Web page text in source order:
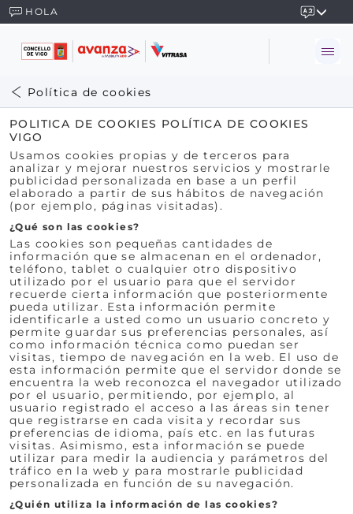
HOLA
Política de cookies
POLITICA DE COOKIES POLÍTICA DE COOKIES
VIGO
Usamos cookies propias y de terceros para
analizar y mejorar nuestros servicios y mostrarle
publicidad personalizada en base a un perfil
elaborado a partir de sus hábitos de navegación
(por ejemplo, páginas visitadas).
¿Qué son las cookies?
Las cookies son pequeñas cantidades de
información que se almacenan en el ordenador,
teléfono, tablet o cualquier otro dispositivo
utilizado por el usuario para que el servidor
recuerde cierta información que posteriormente
pueda utilizar. Esta información permite
identificarle a usted como un usuario concreto y
permite guardar sus preferencias personales, así
como información técnica como puedan ser
visitas, tiempo de navegación en la web. El uso de
esta información permite que el servidor donde se
encuentra la web reconozca el navegador utilizado
por el usuario, permitiendo, por ejemplo, al
usuario registrado el acceso a las áreas sin tener
que registrarse en cada visita y recordar sus
preferencias de idioma, país etc. en las futuras
visitas. Asimismo, esta información se puede
utilizar para medir la audiencia y parámetros del
tráfico en la web y para mostrarle publicidad
personalizada en función de su navegación.
¿Quién utiliza la información de las cookies?